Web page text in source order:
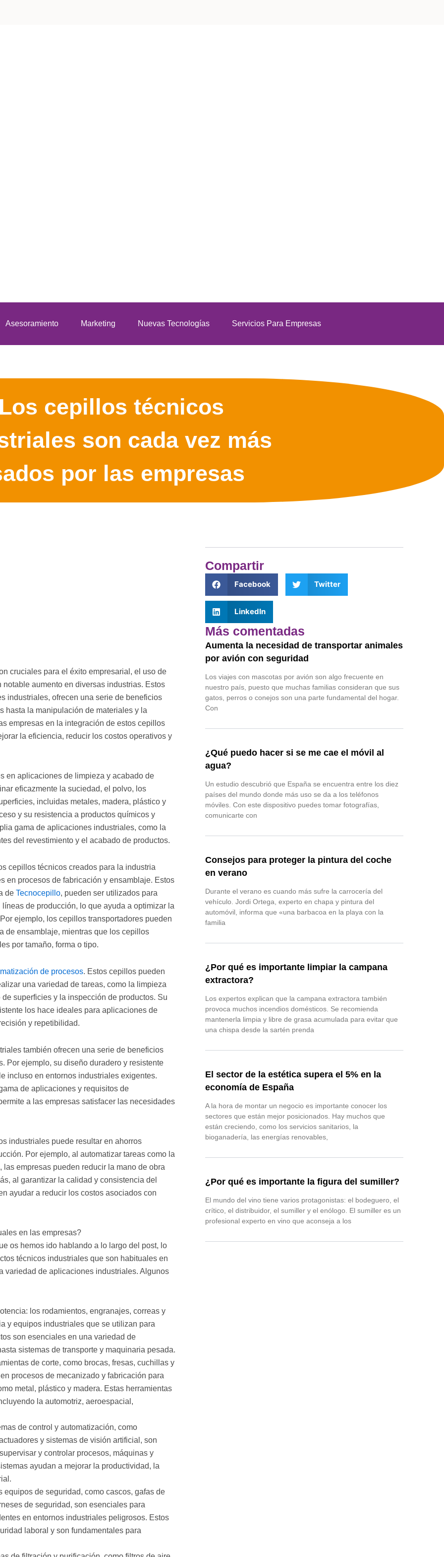
Asesoramiento Marketing Nuevas Tecnologías Servicios Para Empresas
cepillos técnicos
son cada vez más
por las empresas
cruciales para el éxito empresarial, el uso de
aumento en diversas industrias. Estos
industriales, ofrecen una serie de beneficios
hasta la manipulación de materiales y la
empresas en la integración de estos cepillos
la eficiencia, reducir los costos operativos y
en aplicaciones de limpieza y acabado de
eficazmente la suciedad, el polvo, los
incluidas metales, madera, plástico y
y su resistencia a productos químicos y
gama de aplicaciones industriales, como la
del revestimiento y el acabado de productos.
cepillos técnicos creados para la industria
en procesos de fabricación y ensamblaje. Estos
de Tecnocepillo, pueden ser utilizados para
de producción, lo que ayuda a optimizar la
ejemplo, los cepillos transportadores pueden
de ensamblaje, mientras que los cepillos
por tamaño, forma o tipo.
de procesos. Estos cepillos pueden
una variedad de tareas, como la limpieza
superficies y la inspección de productos. Su
los hace ideales para aplicaciones de
y repetibilidad.
también ofrecen una serie de beneficios
Por ejemplo, su diseño duradero y resistente
incluso en entornos industriales exigentes.
de aplicaciones y requisitos de
a las empresas satisfacer las necesidades
industriales puede resultar en ahorros
Por ejemplo, al automatizar tareas como la
empresas pueden reducir la mano de obra
al garantizar la calidad y consistencia del
ayudar a reducir los costos asociados con
en las empresas?
os hemos ido hablando a lo largo del post, lo
técnicos industriales que son habituales en
variedad de aplicaciones industriales. Algunos
los rodamientos, engranajes, correas y
y equipos industriales que se utilizan para
son esenciales en una variedad de
sistemas de transporte y maquinaria pesada.
de corte, como brocas, fresas, cuchillas y
procesos de mecanizado y fabricación para
metal, plástico y madera. Estas herramientas
la automotriz, aeroespacial,
de control y automatización, como
y sistemas de visión artificial, son
y controlar procesos, máquinas y
ayudan a mejorar la productividad, la
de seguridad, como cascos, gafas de
de seguridad, son esenciales para
en entornos industriales peligrosos. Estos
laboral y son fundamentales para
Compartir
Facebook Twitter
LinkedIn
Más comentadas
Aumenta la necesidad de transportar animales
por avión con seguridad
Los viajes con mascotas por avión son algo frecuente en
nuestro país, puesto que muchas familias consideran que sus
gatos, perros o conejos son una parte fundamental del hogar.
Con
¿Qué puedo hacer si se me cae el móvil al
agua?
Un estudio descubrió que España se encuentra entre los diez
países del mundo donde más uso se da a los teléfonos
móviles. Con este dispositivo puedes tomar fotografías,
comunicarte con
Consejos para proteger la pintura del coche
en verano
Durante el verano es cuando más sufre la carrocería del
vehículo. Jordi Ortega, experto en chapa y pintura del
automóvil, informa que «una barbacoa en la playa con la
familia
¿Por qué es importante limpiar la campana
extractora?
Los expertos explican que la campana extractora también
provoca muchos incendios domésticos. Se recomienda
mantenerla limpia y libre de grasa acumulada para evitar que
una chispa desde la sartén prenda
El sector de la estética supera el 5% en la
economía de España
A la hora de montar un negocio es importante conocer los
sectores que están mejor posicionados. Hay muchos que
están creciendo, como los servicios sanitarios, la
bioganadería, las energías renovables,
¿Por qué es importante la figura del sumiller?
El mundo del vino tiene varios protagonistas: el bodeguero, el
crítico, el distribuidor, el sumiller y el enólogo. El sumiller es un
profesional experto en vino que aconseja a los